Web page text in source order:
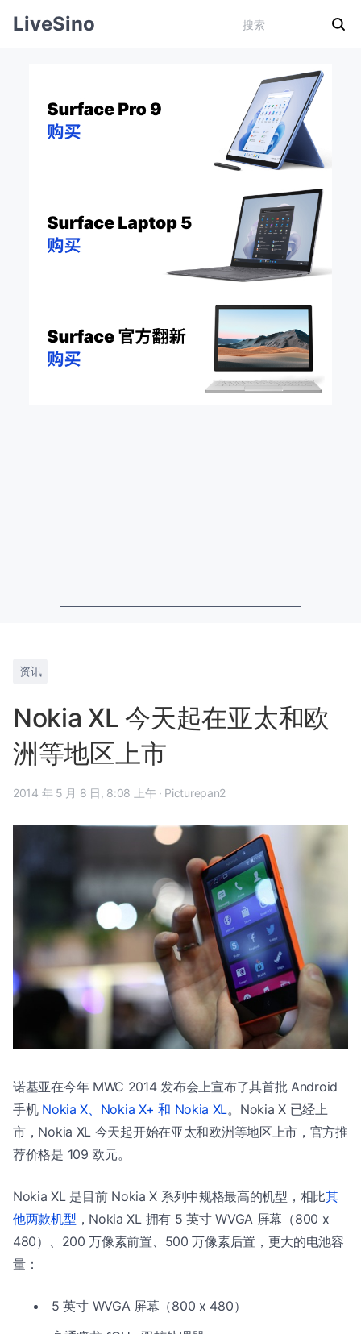
LiveSino
资讯
Nokia XL 今天起在亚太和欧
洲等地区上市
2014 年 5 月 8 日, 8:08 上午 · Picturepan2
诺基亚在今年 MWC 2014 发布会上宣布了其首批 Android
手机 Nokia X、Nokia X+ 和 Nokia XL。Nokia X 已经上
市，Nokia XL 今天起开始在亚太和欧洲等地区上市，官方推
荐价格是 109 欧元。
Nokia XL 是目前 Nokia X 系列中规格最高的机型，相比其
他两款机型 ，Nokia XL 拥有 5 英寸 WVGA 屏幕（800 x
480）、200 万像素前置、500 万像素后置，更大的电池容
量：
5 英寸 WVGA 屏幕（800 x 480）